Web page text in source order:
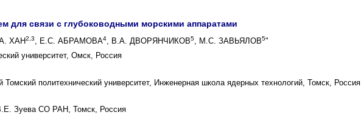
для связи с глубоководными морскими аппаратами
ХАН2,3, Е.С. АБРАМОВА4, В.А. ДВОРЯНЧИКОВ5, М.С. ЗАВЬЯЛОВ5"
университет, Омск, Россия
Томский политехнический университет, Инженерная школа ядерных технологий, Томск, Россия
Зуева СО РАН, Томск, Россия